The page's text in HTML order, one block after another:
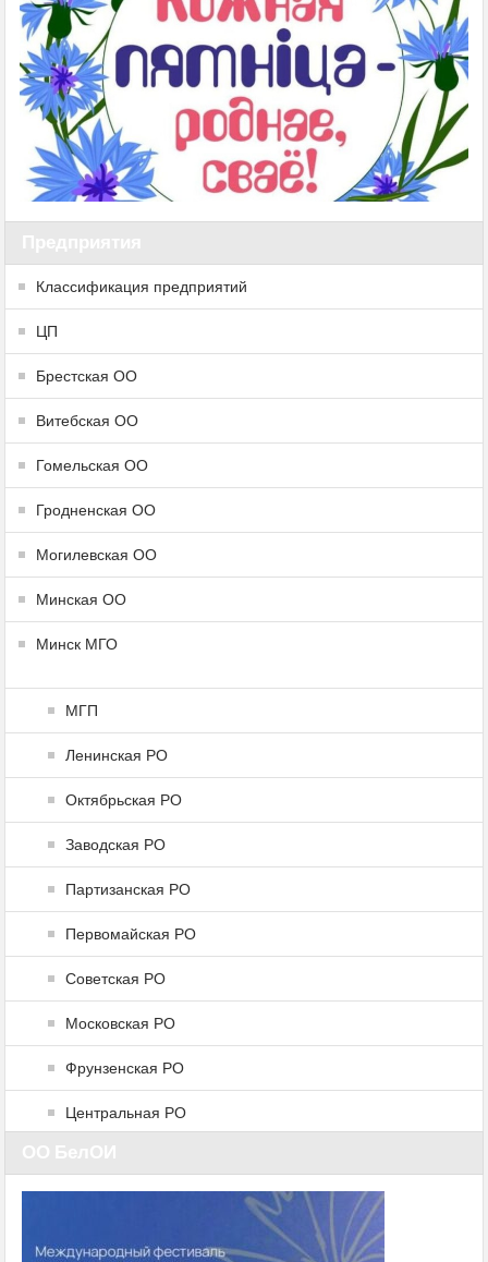
Классификация предприятий
ЦП
Брестская ОО
Витебская ОО
Гомельская ОО
Гродненская ОО
Могилевская ОО
Минская ОО
Минск МГО
МГП
Ленинская РО
Октябрьская РО
Заводская РО
Партизанская РО
Первомайская РО
Советская РО
Московская РО
Фрунзенская РО
Центральная РО